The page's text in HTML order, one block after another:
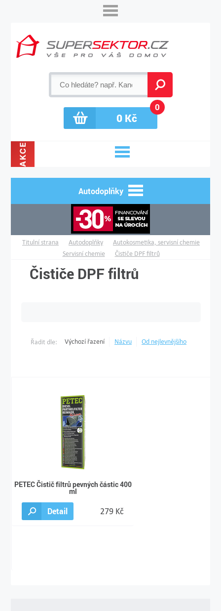
0Kč
0
AKCE
Autodoplňky
Titulní strana Autodoplňky
Autokosmetika, servisní chemie
Servisní chemie
Čističe DPF filtrů
Čističe DPF filtrů
Řadit dle: Výchozí řazení Názvu Od nejlevnějšího
PETEC Čistič filtrů pevných částic 400
ml
Detail 279 Kč